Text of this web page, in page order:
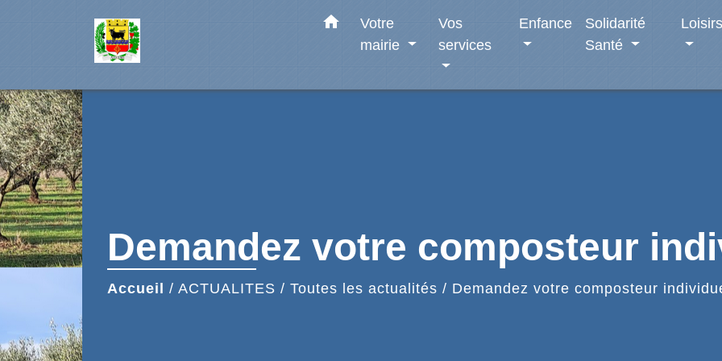
home
Votre
mairie
Vos
services
Enfance
Solidarité
Santé
Loisirs
Demandez votre composteur
Accueil / ACTUALITES / Toutes les actualités / Demandez votre composteur